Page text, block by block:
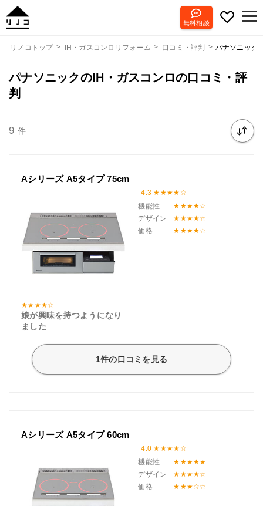
無料相談
リノコトップ IH・ガスコンロリフォーム 口コミ・評判 パナソニック
パナソニックのIH・ガスコンロの口コミ・評
判
9 件
Aシリーズ A5タイプ 75cm
4.3
機能性
デザイン
価格
娘が興味を持つようになり
ました
1件の口コミを見る
Aシリーズ A5タイプ 60cm
4.0
機能性
デザイン
価格